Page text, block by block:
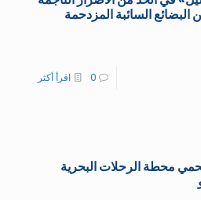
السائبة المزدحمة
0 اقرأ أكثر
محطة الرحلات البحرية